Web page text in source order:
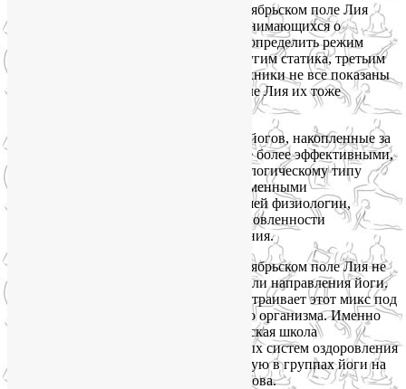
В своих группах йоги на Соколе и Октябрьском поле Лия
проводит подробное анкетирование занимающихся о
состоянии здоровья, чтобы правильно определить режим
занятия: одним показана динамика, другим статика, третьим
стато-динамика. Даже дыхательные техники не все показаны
всем, поэтому в группах йоги на Соколе Лия их тоже
Оздоровительные находки индийских йогов, накопленные за
несколько тысячелетий, становятся еще более эффективными,
если адаптированы к западному физиологическому типу
человека, если скорректированы современными
медицинскими представлениями о нашей физиологии,
внутренней биохимии, взаимной обусловленности
физического и эмоционального состояния.
В своих группах йоги на Соколе и Октябрьском поле Лия не
следует догмам того или иного стиля или направления йоги.
Она берёт все полезное отовсюду и настраивает этот микс под
потребности каждого индивидуального организма. Именно
под таким девизом развивается московская школа
йогатерапии в Институте традиционных систем оздоровления
(ректор — доктор С.Н.Агапкин), которую в группах йоги на
Соколе как раз и представляет Лия Волова.